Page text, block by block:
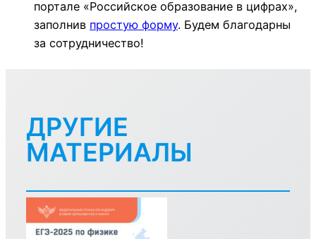
портале «Российское образование в цифрах»,
заполнив простую форму. Будем благодарны
за сотрудничество!
ДРУГИЕ
МАТЕРИАЛЫ